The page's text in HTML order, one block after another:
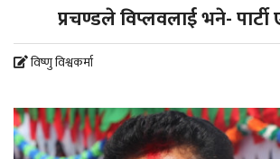
प्रचण्डले विप्लवलाई भने-
विष्णु विश्वकर्मा